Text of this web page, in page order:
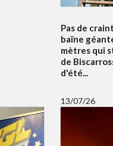
Pas de
baïne
mètres qui
de
d'été...
13/07/26